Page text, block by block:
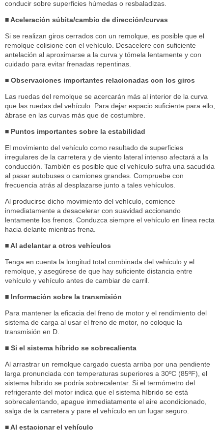
conducir sobre superficies húmedas o resbaladizas.
■ Aceleración súbita/cambio de dirección/curvas
Si se realizan giros cerrados con un remolque, es posible que el
remolque colisione con el vehículo. Desacelere con suficiente
antelación al aproximarse a la curva y tómela lentamente y con
cuidado para evitar frenadas repentinas.
■ Observaciones importantes relacionadas con los giros
Las ruedas del remolque se acercarán más al interior de la curva
que las ruedas del vehículo. Para dejar espacio suficiente para ello,
ábrase en las curvas más que de costumbre.
■ Puntos importantes sobre la estabilidad
El movimiento del vehículo como resultado de superficies
irregulares de la carretera y de viento lateral intenso afectará a la
conducción. También es posible que el vehículo sufra una sacudida
al pasar autobuses o camiones grandes. Compruebe con
frecuencia atrás al desplazarse junto a tales vehículos.
Al producirse dicho movimiento del vehículo, comience
inmediatamente a desacelerar con suavidad accionando
lentamente los frenos. Conduzca siempre el vehículo en línea recta
hacia delante mientras frena.
■ Al adelantar a otros vehículos
Tenga en cuenta la longitud total combinada del vehículo y el
remolque, y asegúrese de que hay suficiente distancia entre
vehículo y vehículo antes de cambiar de carril.
■ Información sobre la transmisión
Para mantener la eficacia del freno de motor y el rendimiento del
sistema de carga al usar el freno de motor, no coloque la
transmisión en D.
■ Si el sistema híbrido se sobrecalienta
Al arrastrar un remolque cargado cuesta arriba por una pendiente
larga pronunciada con temperaturas superiores a 30ºC (85ºF), el
sistema híbrido se podría sobrecalentar. Si el termómetro del
refrigerante del motor indica que el sistema híbrido se está
sobrecalentando, apague inmediatamente el aire acondicionado,
salga de la carretera y pare el vehículo en un lugar seguro.
■ Al estacionar el vehículo